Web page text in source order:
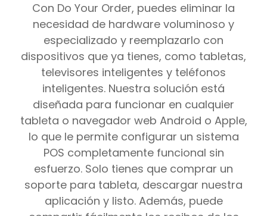
Con Do Your Order, puedes eliminar la
necesidad de hardware voluminoso y
especializado y reemplazarlo con
dispositivos que ya tienes, como tabletas,
televisores inteligentes y teléfonos
inteligentes. Nuestra solución está
diseñada para funcionar en cualquier
tableta o navegador web Android o Apple,
lo que le permite configurar un sistema
POS completamente funcional sin
esfuerzo. Solo tienes que comprar un
soporte para tableta, descargar nuestra
aplicación y listo. Además, puede